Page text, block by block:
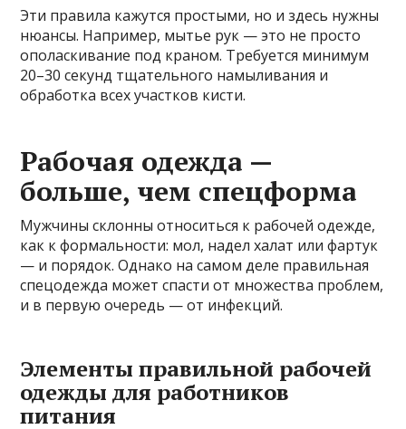
Эти правила кажутся простыми, но и здесь нужны
нюансы. Например, мытье рук — это не просто
ополаскивание под краном. Требуется минимум
20–30 секунд тщательного намыливания и
обработка всех участков кисти.
Рабочая одежда —
больше, чем спецформа
Мужчины склонны относиться к рабочей одежде,
как к формальности: мол, надел халат или фартук
— и порядок. Однако на самом деле правильная
спецодежда может спасти от множества проблем,
и в первую очередь — от инфекций.
Элементы правильной рабочей
одежды для работников
питания